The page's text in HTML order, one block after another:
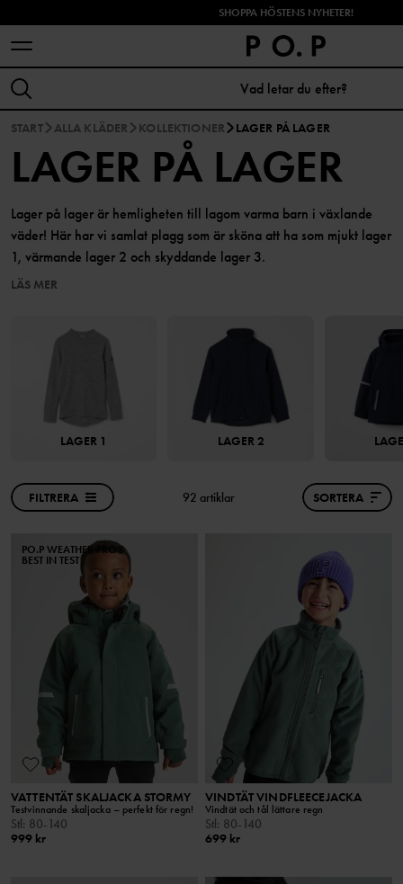
SHOPPA HÖSTENS NYHETER!
START ALLA KLÄDER KOLLEKTIONER LAGER PÅ LAGER
LAGER PÅ LAGER
Lager på lager är hemligheten till lagom varma barn i växlande
väder! Här har vi samlat plagg som är sköna att ha som mjukt lager
1, värmande lager 2 och skyddande lager 3.
LÄS MER
LAGER 1 LAGER 2
FILTRERA 92 artiklar SORTERA
PO.P WEATHER PRO®
BEST IN TEST
VATTENTÄT SKALJACKA STORMY
Testvinnande skaljacka – perfekt för regn!
Stl: 80-140
999 kr
VINDTÄT VINDFLEECEJACKA
Vindtät och tål lättare regn
Stl: 80-140
699 kr